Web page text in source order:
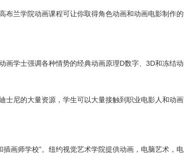
布兰学院动画课程可让你取得角色动画和动画电影制作
画学士强调各种情势的经典动画原理D数字、3D和冻结动
士尼的大量资源，学生可以大量接触到职业电影人和动
插画师学校”。纽约视觉艺术学院提供动画，电脑艺术，